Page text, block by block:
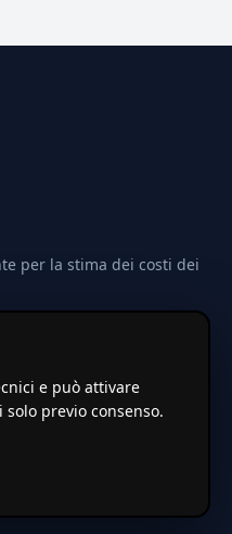
per la stima dei costi dei
tramite coefficienti
base nazionali. Non
di vxd.mobi
e può attivare
previo consenso.